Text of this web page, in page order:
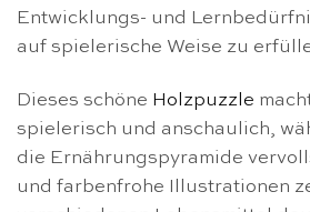
Entwicklungs- und
auf spielerische Weise zu
Dieses schöne Holzpuzzle
spielerisch und anschaulich,
die Ernährungspyramide
und farbenfrohe Illustrationen